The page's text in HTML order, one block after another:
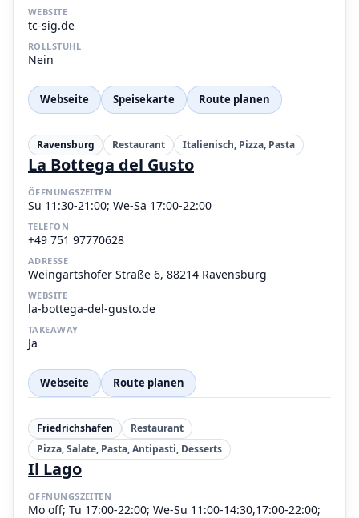
WEBSITE
tc-sig.de
ROLLSTUHL
Nein
Webseite Speisekarte Route planen
Ravensburg Restaurant Italienisch, Pizza, Pasta
La Bottega del Gusto
ÖFFNUNGSZEITEN
Su 11:30-21:00; We-Sa 17:00-22:00
TELEFON
+49 751 97770628
ADRESSE
Weingartshofer Straße 6, 88214 Ravensburg
WEBSITE
la-bottega-del-gusto.de
TAKEAWAY
Ja
Webseite Route planen
Friedrichshafen
Restaurant
Pizza, Salate, Pasta, Antipasti, Desserts
Il Lago
ÖFFNUNGSZEITEN
Mo off; Tu 17:00-22:00; We-Su 11:00-14:30,17:00-22:00;